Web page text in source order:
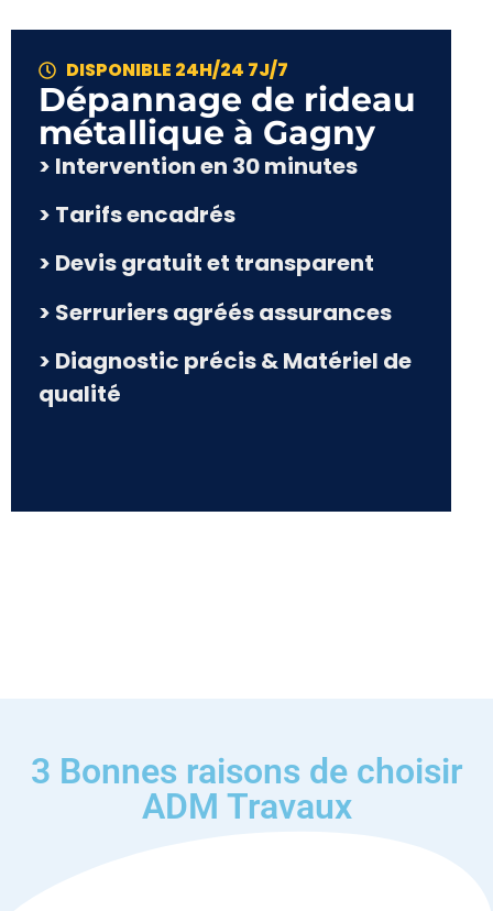
DISPONIBLE 24H/24 7J/7
Dépannage de rideau
métallique à Gagny
> Intervention en 30 minutes
> Tarifs encadrés
> Devis gratuit et transparent
> Serruriers agréés assurances
> Diagnostic précis & Matériel de
qualité
3 Bonnes raisons de choisir
ADM Travaux